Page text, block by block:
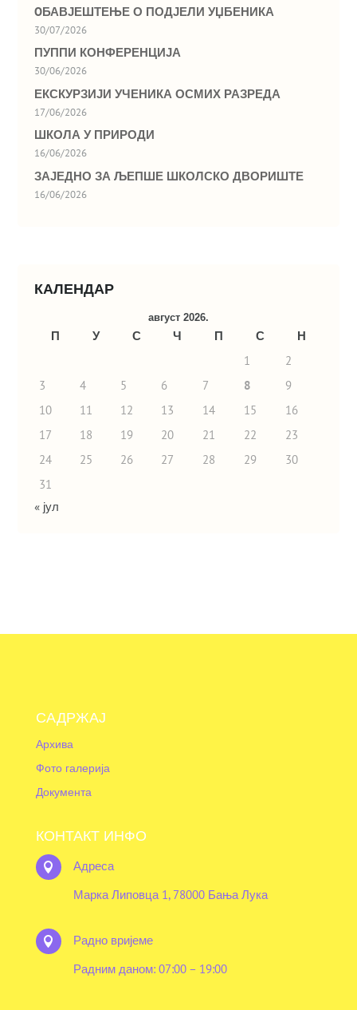
OБАВЈЕШТЕЊЕ О ПОДЈЕЛИ УЏБЕНИКА
30/07/2026
ПУППИ КОНФЕРЕНЦИЈА
30/06/2026
ЕКСКУРЗИЈИ УЧЕНИКА ОСМИХ РАЗРЕДА
17/06/2026
ШКОЛА У ПРИРОДИ
16/06/2026
ЗАЈЕДНО ЗА ЉЕПШЕ ШКОЛСКО ДВОРИШТЕ
16/06/2026
КАЛЕНДАР
август 2026.
П У С Ч П С
Н
1
2
3
4 5 6 7 8
9
10
11 12 13 14 15
16
17
18 19 20 21 22
23
24
25 26 27 28 29
30
31
« јул
САДРЖАЈ
Архива
Фото галерија
Документа
КОНТАКТ ИНФО
 Адреса
Марка Липовца 1, 78000 Бања Лука
 Радно вријеме
Радним даном: 07:00 – 19:00